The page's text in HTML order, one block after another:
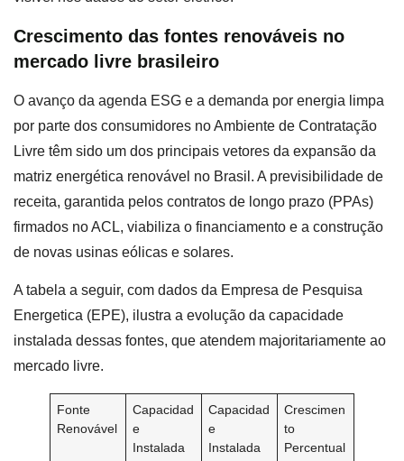
Crescimento das fontes renováveis no
mercado livre brasileiro
O avanço da agenda ESG e a demanda por energia limpa
por parte dos consumidores no Ambiente de Contratação
Livre têm sido um dos principais vetores da expansão da
matriz energética renovável no Brasil. A previsibilidade de
receita, garantida pelos contratos de longo prazo (PPAs)
firmados no ACL, viabiliza o financiamento e a construção
de novas usinas eólicas e solares.
A tabela a seguir, com dados da Empresa de Pesquisa
Energetica (EPE), ilustra a evolução da capacidade
instalada dessas fontes, que atendem majoritariamente ao
mercado livre.
Fonte
Renovável
Capacidad
e
Instalada
Capacidad
e
Instalada
Crescimen
to
Percentual